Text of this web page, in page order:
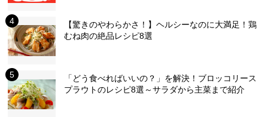
【驚きのやわらかさ！】ヘルシーなのに大満足！鶏
むね肉の絶品レシピ8選
「どう食べればいいの？」を解決！ブロッコリース
プラウトのレシピ8選～サラダから主菜まで紹介